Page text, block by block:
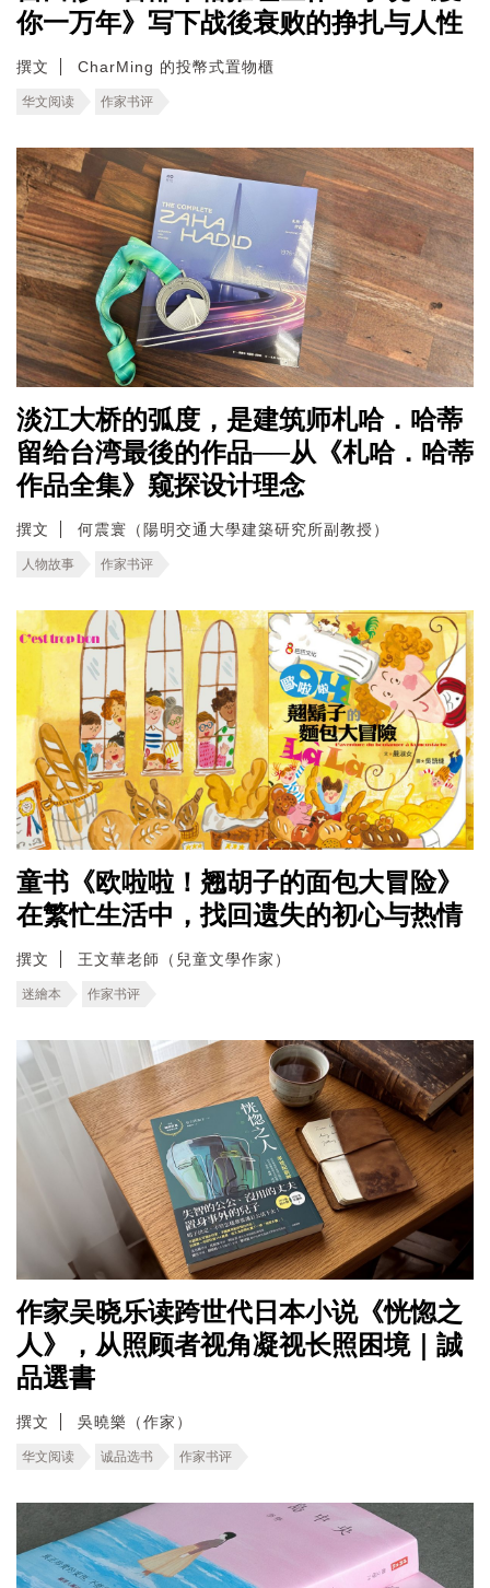
你一万年》写下战後衰败的挣扎与人性
撰文 CharMing 的投幣式置物櫃
华文阅读 作家书评
淡江大桥的弧度，是建筑师札哈．哈蒂
留给台湾最後的作品──从《札哈．哈蒂
作品全集》窥探设计理念
撰文 何震寰（陽明交通大學建築研究所副教授）
人物故事 作家书评
童书《欧啦啦！翘胡子的面包大冒险》
在繁忙生活中，找回遗失的初心与热情
撰文 王文華老師（兒童文學作家）
迷繪本 作家书评
作家吴晓乐读跨世代日本小说《恍惚之
人》，从照顾者视角凝视长照困境｜誠
品選書
撰文 吳曉樂（作家）
华文阅读 诚品选书 作家书评